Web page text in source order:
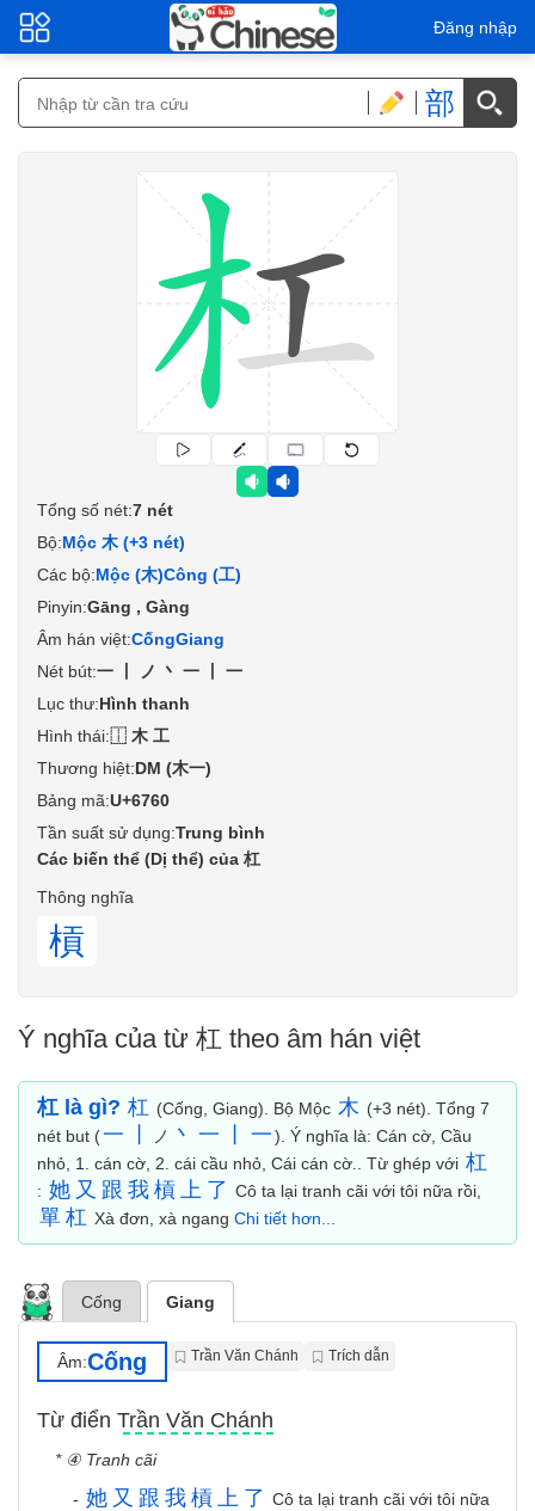
Đăng nhập
部
Tổng số nét:7 nét
Bộ:Mộc 木 (+3 nét)
Các bộ:Mộc (木)Công (工)
Pinyin:Gāng , Gàng
Âm hán việt:CốngGiang
Nét bút:一丨ノ丶一丨一
Lục thư:Hình thanh
Hình thái:⿰木工
Thương hiệt:DM (木一)
Bảng mã:U+6760
Tần suất sử dụng:Trung bình
Các biến thể (Dị thể) của 杠
Thông nghĩa
槓
Ý nghĩa của từ 杠 theo âm hán việt
杠 là gì? 杠 (Cống, Giang). Bộ Mộc 木 (+3 nét). Tổng 7
nét but (一 ノ 丶 一 一). Ý nghĩa là: Cán cờ, Cầu
nhỏ, 1. cán cờ, 2. cái cầu nhỏ, Cái cán cờ.. Từ ghép với 杠
: 她 又 跟 我 槓 上 了 Cô ta lại tranh cãi với tôi nữa rồi,
單 杠 Xà đơn, xà ngang Chi tiết hơn...
Cống Giang
Âm:Cống Trần Văn Chánh Trích dẫn
Từ điển Trần Văn Chánh
* ④ Tranh cãi
- 她 又 跟 我 槓 上 了 Cô ta lại tranh cãi với tôi nữa